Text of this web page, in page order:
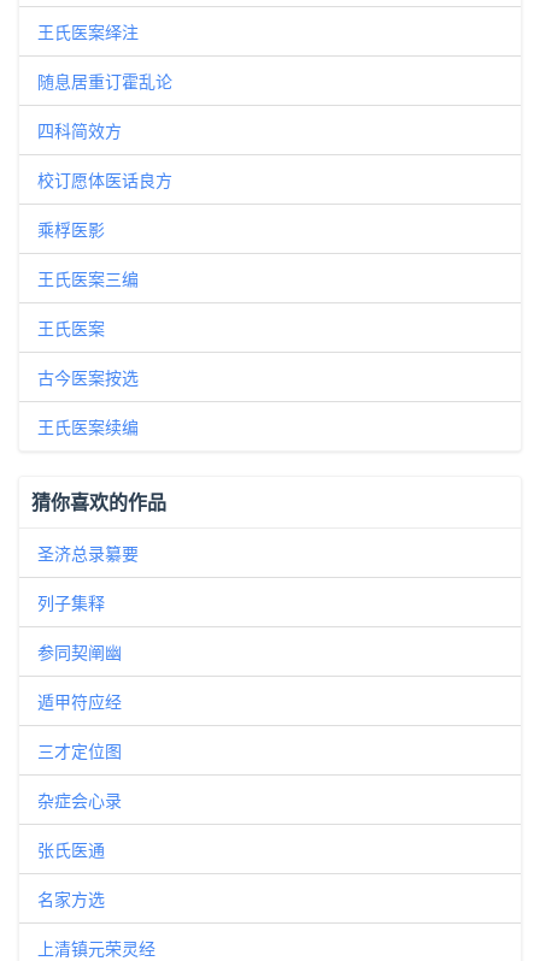
王氏医案绎注
随息居重订霍乱论
四科简效方
校订愿体医话良方
乘桴医影
王氏医案三编
王氏医案
古今医案按选
王氏医案续编
猜你喜欢的作品
圣济总录纂要
列子集释
参同契阐幽
遁甲符应经
三才定位图
杂症会心录
张氏医通
名家方选
上清镇元荣灵经